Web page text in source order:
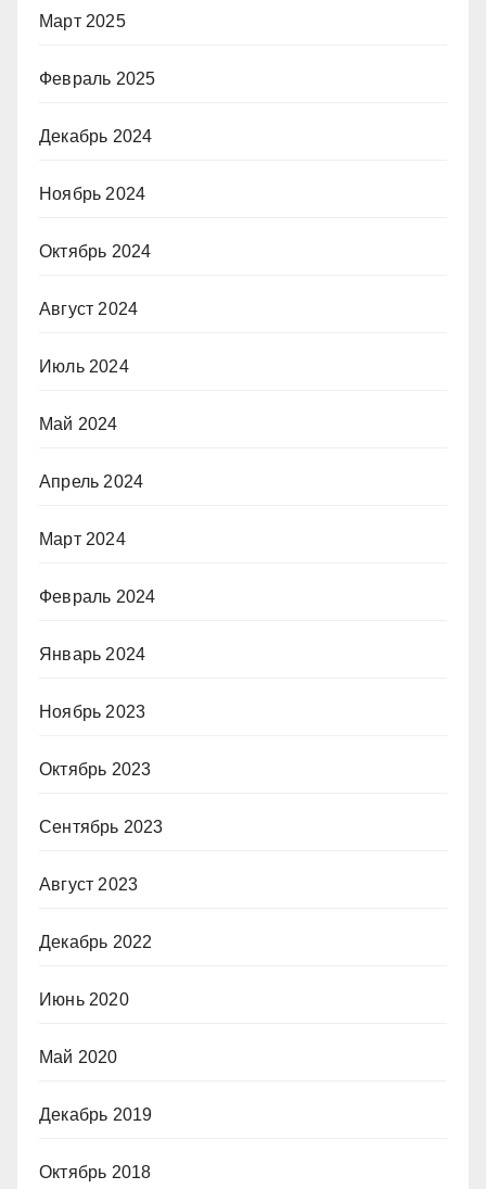
Март 2025
Февраль 2025
Декабрь 2024
Ноябрь 2024
Октябрь 2024
Август 2024
Июль 2024
Май 2024
Апрель 2024
Март 2024
Февраль 2024
Январь 2024
Ноябрь 2023
Октябрь 2023
Сентябрь 2023
Август 2023
Декабрь 2022
Июнь 2020
Май 2020
Декабрь 2019
Октябрь 2018